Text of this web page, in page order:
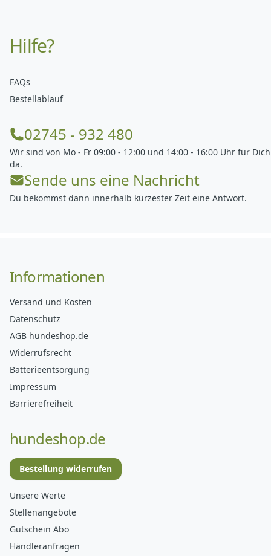
Hilfe?
FAQs
Bestellablauf
02745 - 932 480
Wir sind von Mo - Fr 09:00 - 12:00 und 14:00 - 16:00 Uhr für Dich
da.
Sende uns eine Nachricht
Du bekommst dann innerhalb kürzester Zeit eine Antwort.
Informationen
Versand und Kosten
Datenschutz
AGB hundeshop.de
Widerrufsrecht
Batterieentsorgung
Impressum
Barrierefreiheit
hundeshop.de
Bestellung widerrufen
Unsere Werte
Stellenangebote
Gutschein Abo
Händleranfragen